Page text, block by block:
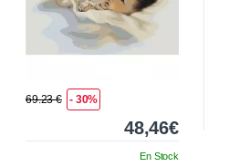
69.23 € - 30%
48,46€
En Stock